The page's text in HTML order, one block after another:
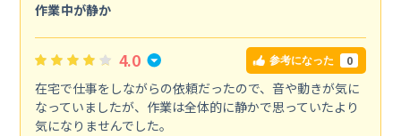
作業中が静か
4.0 参考になった 0
在宅で仕事をしながらの依頼だったので、音や動きが気に
なっていましたが、作業は全体的に静かで思っていたより
気になりませんでした。